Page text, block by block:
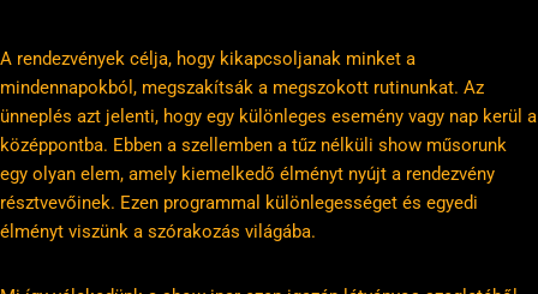
A rendezvények célja, hogy kikapcsoljanak minket a
mindennapokból, megszakítsák a megszokott rutinunkat. Az
ünneplés azt jelenti, hogy egy különleges esemény vagy nap kerül a
középpontba. Ebben a szellemben a tűz nélküli show műsorunk
egy olyan elem, amely kiemelkedő élményt nyújt a rendezvény
résztvevőinek. Ezen programmal különlegességet és egyedi
élményt viszünk a szórakozás világába.